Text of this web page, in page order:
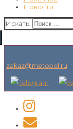
Новости
Искать:
zakaz@metobol.ru